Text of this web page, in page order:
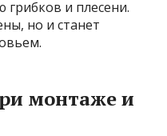
и плесени.
но и станет
монтаже и